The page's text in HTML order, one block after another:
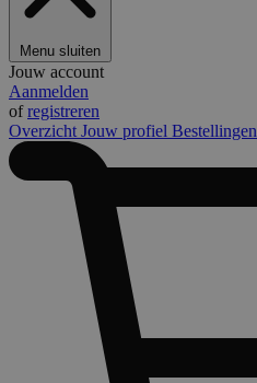
Menu sluiten
Jouw account
Aanmelden
ofregistreren
Overzicht Jouw profiel Bestellingen